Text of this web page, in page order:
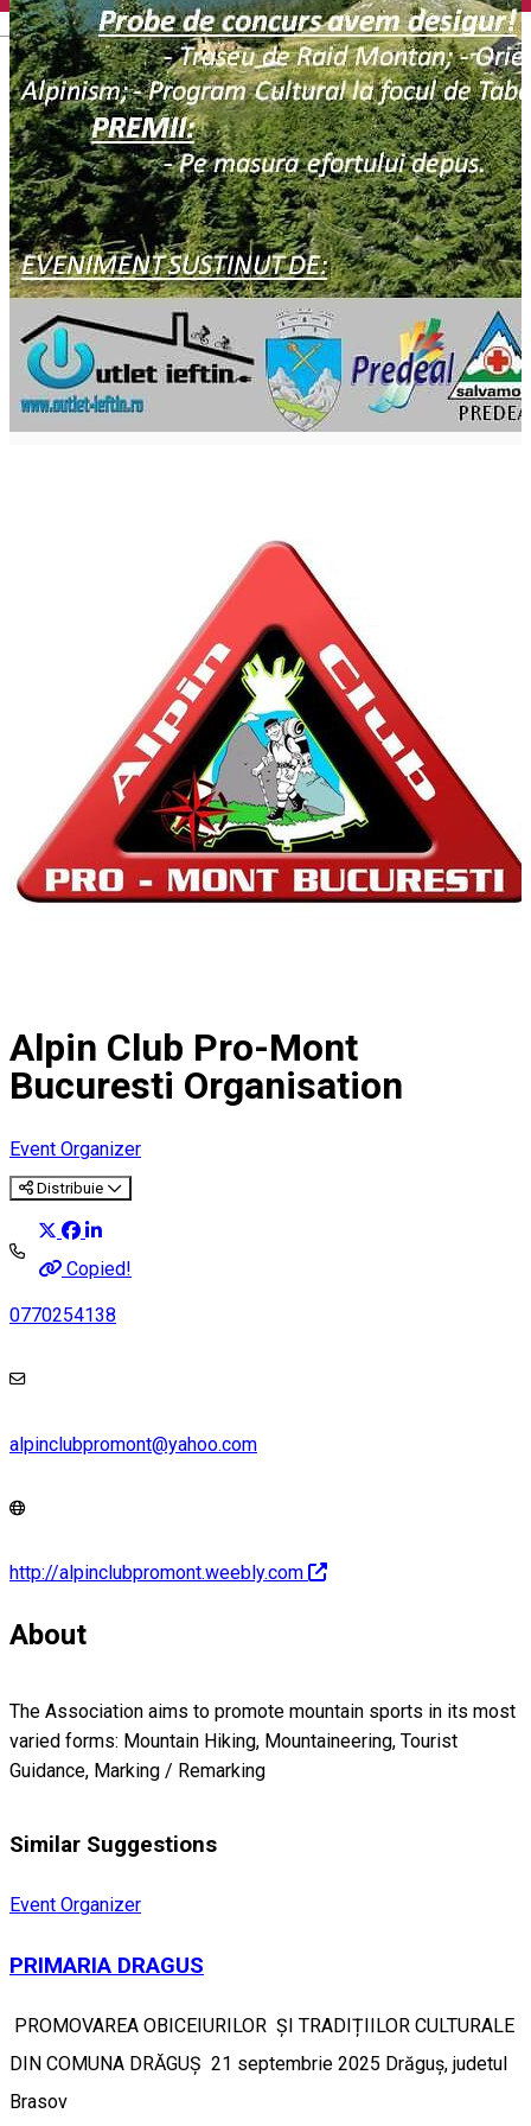
English
Alpin Club Pro-Mont
Bucuresti Organisation
Event Organizer
Distribuie
Copied!
0770254138
alpinclubpromont@yahoo.com
http://alpinclubpromont.weebly.com
About
The Association aims to promote mountain sports in its most
varied forms: Mountain Hiking, Mountaineering, Tourist
Guidance, Marking / Remarking
Similar Suggestions
Event Organizer
PRIMARIA DRAGUS
PROMOVAREA OBICEIURILOR ȘI TRADIȚIILOR CULTURALE
DIN COMUNA DRĂGUȘ 21 septembrie 2025 Drăguș, judetul
Brasov